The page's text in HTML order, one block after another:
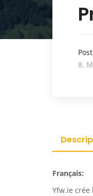
8.
Français:
Yfw.ie crée